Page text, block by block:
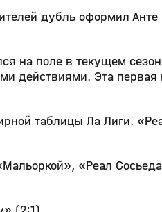
дубль оформил
на поле в текущем
действиями. Эта
таблицы Ла Лиги.
«Реал